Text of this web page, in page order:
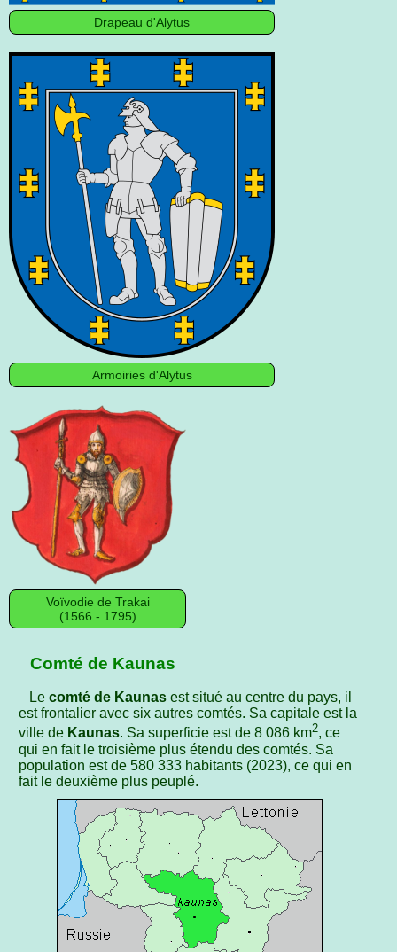
Drapeau d'Alytus
Armoiries d'Alytus
Voïvodie de Trakai
(1566 ‑ 1795)
Comté de Kaunas
Le comté de Kaunasest situé au centre du pays, il
est frontalier avec six autres comtés. Sa capitale est la
ville de Kaunas. Sa superficie est de 8 086 km2, ce
qui en fait le troisième plus étendu des comtés. Sa
population est de 580 333 habitants (2023), ce qui en
fait le deuxième plus peuplé.